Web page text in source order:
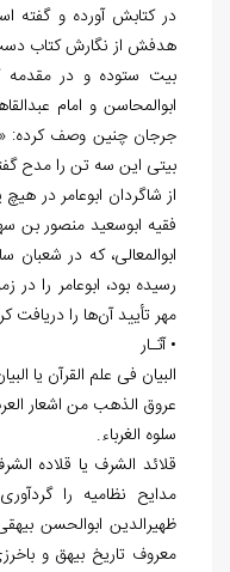
در کتابش آورده و گفته
هدفش از نگارش کتاب
بیت ستوده و در مقدمه
ابوالمحاسن و امام
جرجان چنین وصف کرده:
بیتی این سه تن را مدح
از شاگردان ابوعامر در
فقیه ابوسعید منصور بن
رسیده بود، ابوعامر را در
مهر تأیید آنها را دریافت
• آثـار
البیان فی علم القرآن یا
عروق الذهب من اشعار
سلوه الغرباء.
قلائد الشرف یا قلاده
مدایح نظامیه را
ظهیرالدین ابوالحسن
معروف تاریخ بیهق و